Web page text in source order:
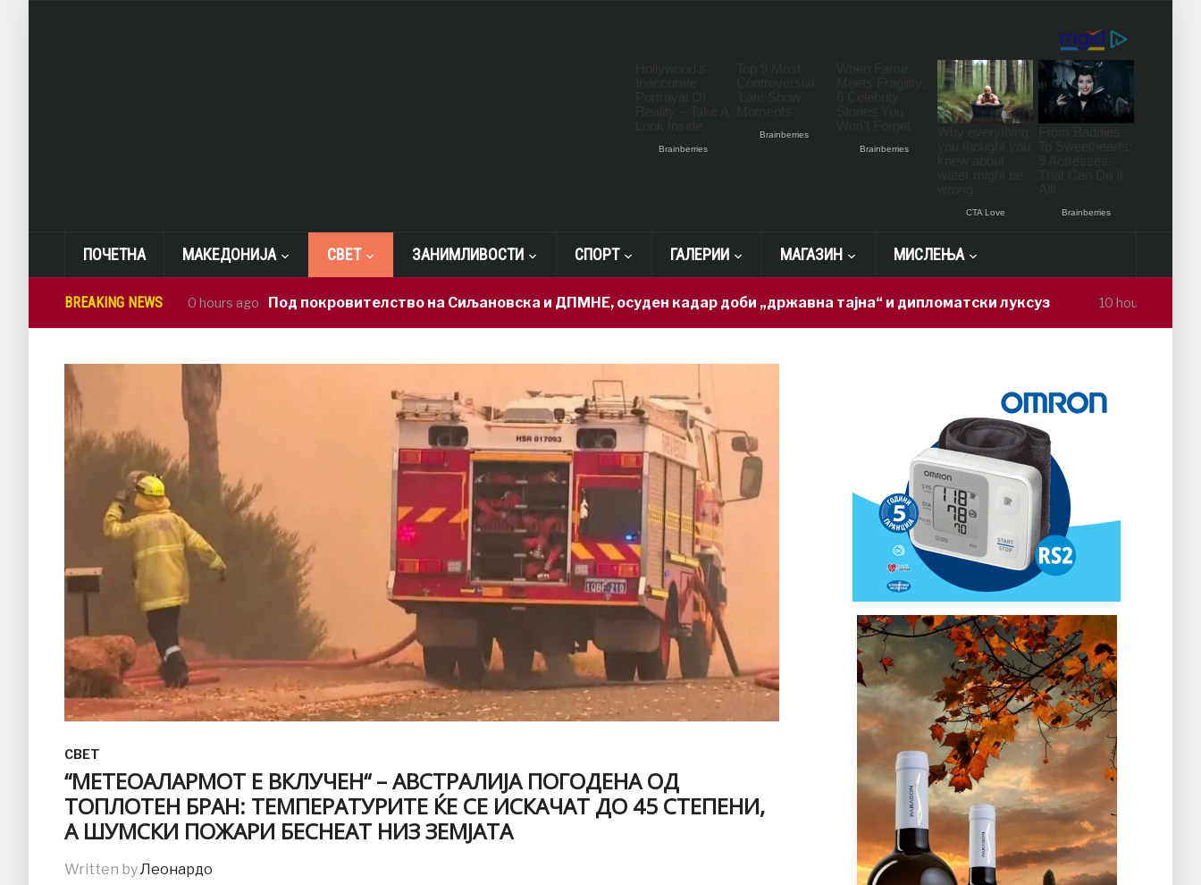
ПОЧЕТНА МАКЕДОНИЈА СВЕТ ЗАНИМЛИВОСТИ СПОРТ ГАЛЕРИИ МАГАЗИН МИСЛЕЊА
BREAKING NEWS
10 hours ago Под покровителство на Сиљановска и ДПМНЕ, осуден кадар доби „државна тајна“ и дипломатски луксуз 10 hours ago Ер
СВЕТ
“МЕТЕОАЛАРМОТ Е ВКЛУЧЕН“ – АВСТРАЛИЈА ПОГОДЕНА ОД
ТОПЛОТЕН БРАН: ТЕМПЕРАТУРИТЕ ЌЕ СЕ ИСКАЧАТ ДО 45 СТЕПЕНИ,
А ШУМСКИ ПОЖАРИ БЕСНЕАТ НИЗ ЗЕМЈАТА
Written byЛеонардо